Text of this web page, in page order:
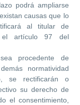
podrá ampliarse
causas que lo
al titular de
artículo 97 del
procedente de
normatividad
se rectificarán o
su derecho de
el consentimiento,